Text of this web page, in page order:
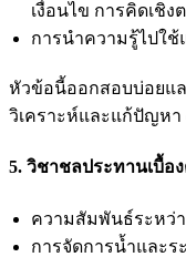
เงื่อนไข การคิดเชิง
การนำความรู้ไปใ
หัวข้อนี้ออกสอบบ่อยแ
วิเคราะห์และแก้ปัญหา
5. วิชาชลประทานเบื้อ
ความสัมพันธ์ระหว่
การจัดการน้ำและร